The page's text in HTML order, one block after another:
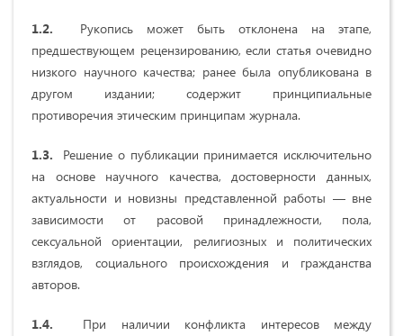
1.2. Рукопись может быть отклонена на этапе,
предшествующем рецензированию, если статья очевидно
низкого научного качества; ранее была опубликована в
другом издании; содержит принципиальные
противоречия этическим принципам журнала.
1.3. Решение о публикации принимается исключительно
на основе научного качества, достоверности данных,
актуальности и новизны представленной работы — вне
зависимости от расовой принадлежности, пола,
сексуальной ориентации, религиозных и политических
взглядов, социального происхождения и гражданства
авторов.
1.4. При наличии конфликта интересов между